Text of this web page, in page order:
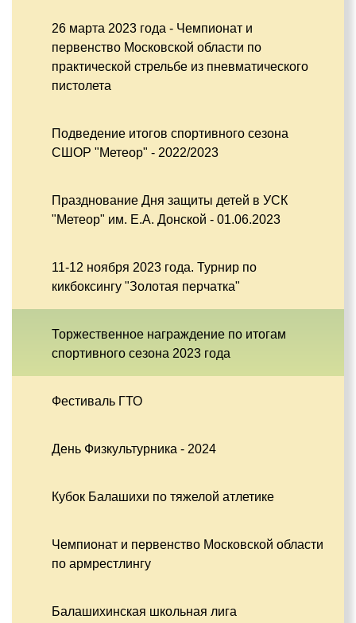
26 марта 2023 года - Чемпионат и
первенство Московской области по
практической стрельбе из пневматического
пистолета
Подведение итогов спортивного сезона
СШОР "Метеор" - 2022/2023
Празднование Дня защиты детей в УСК
"Метеор" им. Е.А. Донской - 01.06.2023
11-12 ноября 2023 года. Турнир по
кикбоксингу "Золотая перчатка"
Торжественное награждение по итогам
спортивного сезона 2023 года
Фестиваль ГТО
День Физкультурника - 2024
Кубок Балашихи по тяжелой атлетике
Чемпионат и первенство Московской области
по армрестлингу
Балашихинская школьная лига